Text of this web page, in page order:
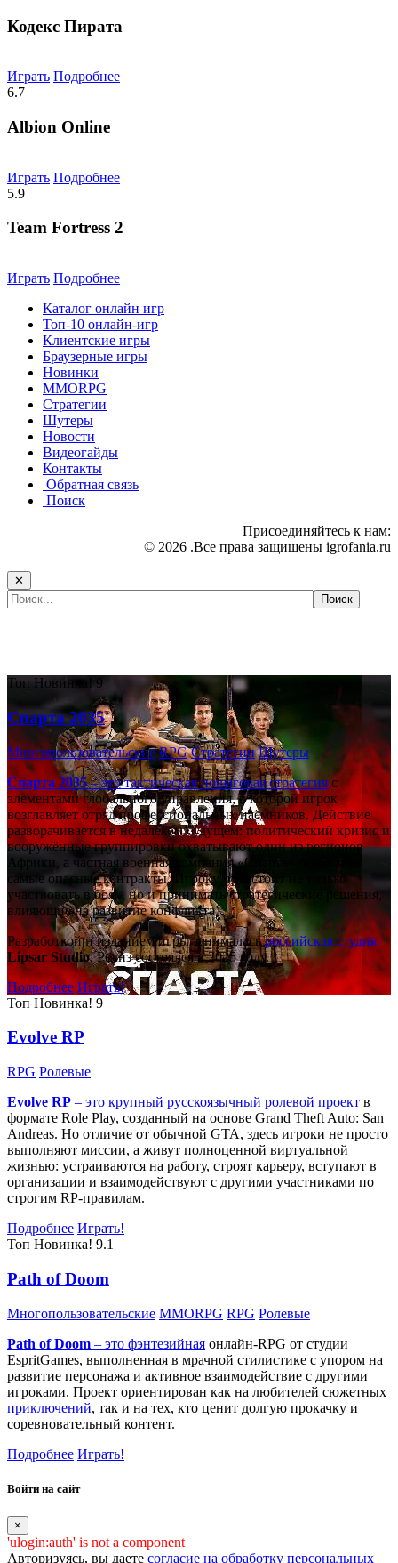
Кодекс Пирата
Играть Подробнее
6.7
Albion Online
Играть Подробнее
5.9
Team Fortress 2
Играть Подробнее
Каталог онлайн игр
Топ-10 онлайн-игр
Клиентские игры
Браузерные игры
Новинки
MMORPG
Стратегии
Шутеры
Новости
Видеогайды
Контакты
Обратная связь
Поиск
Присоединяйтесь к нам:
© 2026 .Все права защищены igrofania.ru
✕
Топ Новинка! 9
Спарта 2035
Многопользовательские RPG Стратегии Шутеры
Спарта 2035– это тактическаяпошаговая стратегияс
элементами глобального управления, в которой игрок
возглавляет отряд профессиональных наёмников. Действие
разворачивается в недалёком будущем: политический кризис и
вооружённые группировки охватывают один из регионов
Африки, а частная военная компания «Спарта» берётся за
самые опасные контракты. Игроку предстоит не только
участвовать в боях, но и принимать стратегические решения,
влияющие на развитие конфликта.
Разработкой и изданием игры занималасьроссийская студия
Lipsar Studio. Релиз состоялся в 2025 году.
Подробнее Играть!
Топ Новинка! 9
Evolve RP
RPG Ролевые
Evolve RP – это крупный русскоязычный ролевой проект в
формате Role Play, созданный на основе Grand Theft Auto: San
Andreas. Но отличие от обычной GTA, здесь игроки не просто
выполняют миссии, а живут полноценной виртуальной
жизнью: устраиваются на работу, строят карьеру, вступают в
организации и взаимодействуют с другими участниками по
строгим RP-правилам.
Подробнее Играть!
Топ Новинка! 9.1
Path of Doom
Многопользовательские MMORPG RPG Ролевые
Path of Doom – это фэнтезийная онлайн-RPG от студии
EspritGames, выполненная в мрачной стилистике с упором на
развитие персонажа и активное взаимодействие с другими
игроками. Проект ориентирован как на любителей сюжетных
приключений, так и на тех, кто ценит долгую прокачку и
соревновательный контент.
Подробнее Играть!
Войти на сайт
×
'ulogin:auth' is not a component
Авторизуясь, вы даете согласие на обработку персональных